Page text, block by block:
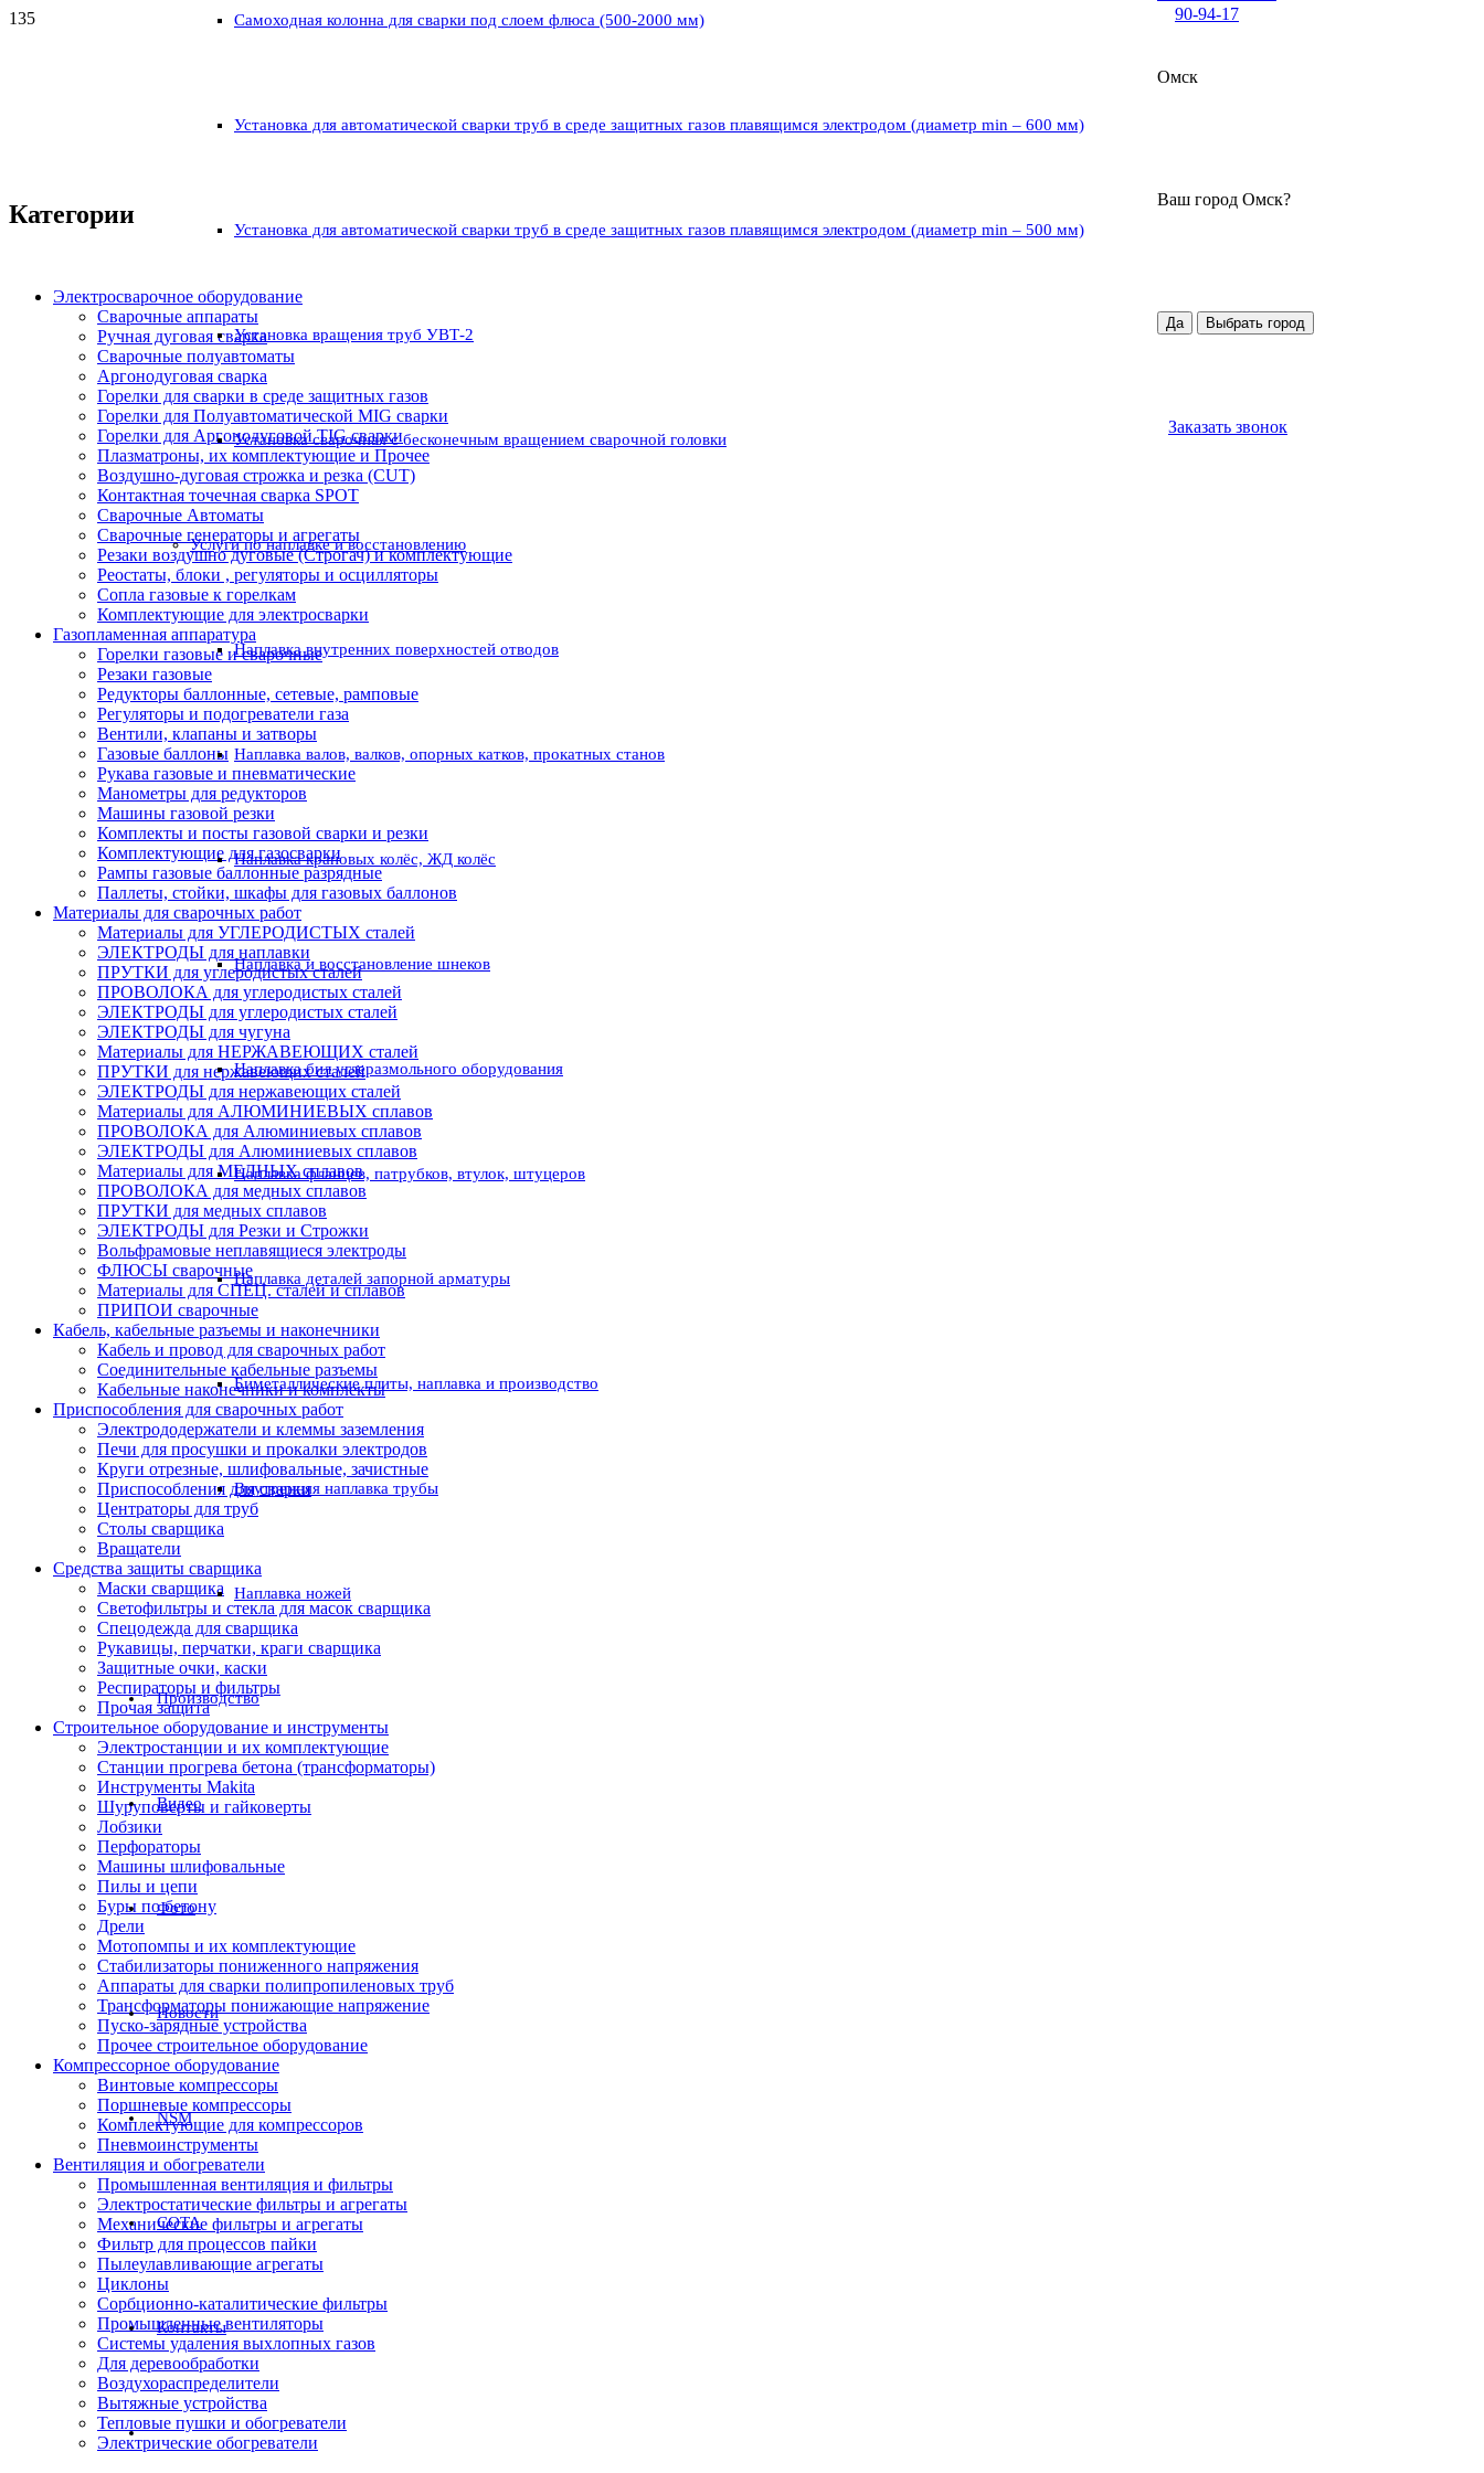
Самоходная колонна для сварки под слоем флюса (500-2000 мм)
Установка для автоматической сварки труб в среде защитных газов плавящимся электродом (диаметр min – 600 мм)
Установка для автоматической сварки труб в среде защитных газов плавящимся электродом (диаметр min – 500 мм)
Установка вращения труб УВТ-2
Установка сварочная с бесконечным вращением сварочной головки
Услуги по наплавке и восстановлению
Наплавка внутренних поверхностей отводов
Наплавка валов, валков, опорных катков, прокатных станов
Наплавка крановых колёс, ЖД колёс
Наплавка и восстановление шнеков
Наплавка бил углеразмольного оборудования
Наплавка фланцев, патрубков, втулок, штуцеров
Наплавка деталей запорной арматуры
Биметаллические плиты, наплавка и производство
Внутренняя наплавка трубы
Наплавка ножей
Производство
Видео
Фото
Новости
NSM
СОТА
Контакты
90-94-17
Омск
Ваш город Омск?
Да Выбрать город
Заказать звонок
Категории
Электросварочное оборудование
Сварочные аппараты
Ручная дуговая сварка
Сварочные полуавтоматы
Аргонодуговая сварка
Горелки для сварки в среде защитных газов
Горелки для Полуавтоматической MIG сварки
Горелки для Аргонодуговой TIG сварки
Плазматроны, их комплектующие и Прочее
Воздушно-дуговая строжка и резка (CUT)
Контактная точечная сварка SPOT
Сварочные Автоматы
Сварочные генераторы и агрегаты
Резаки воздушно дуговые (Строгач) и комплектующие
Реостаты, блоки , регуляторы и осцилляторы
Сопла газовые к горелкам
Комплектующие для электросварки
Газопламенная аппаратура
Горелки газовые и сварочные
Резаки газовые
Редукторы баллонные, сетевые, рамповые
Регуляторы и подогреватели газа
Вентили, клапаны и затворы
Газовые баллоны
Рукава газовые и пневматические
Манометры для редукторов
Машины газовой резки
Комплекты и посты газовой сварки и резки
Комплектующие для газосварки
Рампы газовые баллонные разрядные
Паллеты, стойки, шкафы для газовых баллонов
Материалы для сварочных работ
Материалы для УГЛЕРОДИСТЫХ сталей
ЭЛЕКТРОДЫ для наплавки
ПРУТКИ для углеродистых сталей
ПРОВОЛОКА для углеродистых сталей
ЭЛЕКТРОДЫ для углеродистых сталей
ЭЛЕКТРОДЫ для чугуна
Материалы для НЕРЖАВЕЮЩИХ сталей
ПРУТКИ для нержавеющих сталей
ЭЛЕКТРОДЫ для нержавеющих сталей
Материалы для АЛЮМИНИЕВЫХ сплавов
ПРОВОЛОКА для Алюминиевых сплавов
ЭЛЕКТРОДЫ для Алюминиевых сплавов
Материалы для МЕДНЫХ сплавов
ПРОВОЛОКА для медных сплавов
ПРУТКИ для медных сплавов
ЭЛЕКТРОДЫ для Резки и Строжки
Вольфрамовые неплавящиеся электроды
ФЛЮСЫ сварочные
Материалы для СПЕЦ. сталей и сплавов
ПРИПОИ сварочные
Кабель, кабельные разъемы и наконечники
Кабель и провод для сварочных работ
Соединительные кабельные разъемы
Кабельные наконечники и комплекты
Приспособления для сварочных работ
Электрододержатели и клеммы заземления
Печи для просушки и прокалки электродов
Круги отрезные, шлифовальные, зачистные
Приспособления для сварки
Центраторы для труб
Столы сварщика
Вращатели
Средства защиты сварщика
Маски сварщика
Светофильтры и стекла для масок сварщика
Спецодежда для сварщика
Рукавицы, перчатки, краги сварщика
Защитные очки, каски
Респираторы и фильтры
Прочая защита
Строительное оборудование и инструменты
Электростанции и их комплектующие
Станции прогрева бетона (трансформаторы)
Инструменты Makita
Шуруповерты и гайковерты
Лобзики
Перфораторы
Машины шлифовальные
Пилы и цепи
Буры по бетону
Дрели
Мотопомпы и их комплектующие
Стабилизаторы пониженного напряжения
Аппараты для сварки полипропиленовых труб
Трансформаторы понижающие напряжение
Пуско-зарядные устройства
Прочее строительное оборудование
Компрессорное оборудование
Винтовые компрессоры
Поршневые компрессоры
Комплектующие для компрессоров
Пневмоинструменты
Вентиляция и обогреватели
Промышленная вентиляция и фильтры
Электростатические фильтры и агрегаты
Механические фильтры и агрегаты
Фильтр для процессов пайки
Пылеулавливающие агрегаты
Циклоны
Сорбционно-каталитические фильтры
Промышленные вентиляторы
Системы удаления выхлопных газов
Для деревообработки
Воздухораспределители
Вытяжные устройства
Тепловые пушки и обогреватели
Электрические обогреватели